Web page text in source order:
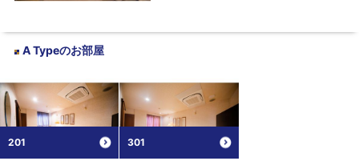
A Typeのお部屋
201 301